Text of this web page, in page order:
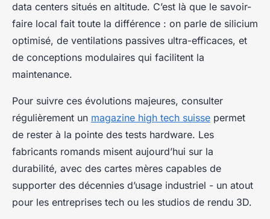
data centers situés en altitude. C’est là que le savoir-
faire local fait toute la différence : on parle de silicium
optimisé, de ventilations passives ultra-efficaces, et
de conceptions modulaires qui facilitent la
maintenance.
Pour suivre ces évolutions majeures, consulter
régulièrement un magazine high tech suisse permet
de rester à la pointe des tests hardware. Les
fabricants romands misent aujourd’hui sur la
durabilité, avec des cartes mères capables de
supporter des décennies d’usage industriel - un atout
pour les entreprises tech ou les studios de rendu 3D.